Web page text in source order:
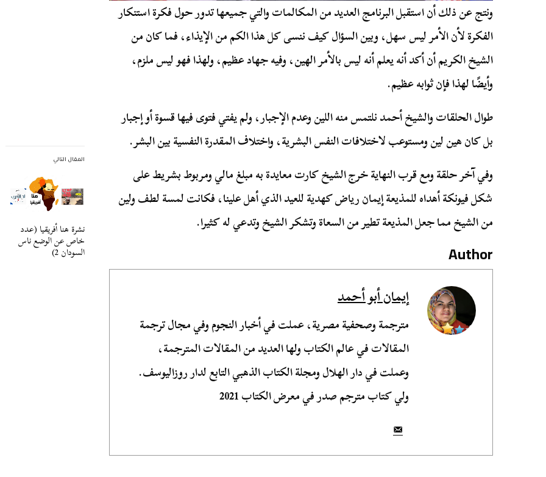
المقال التالي
نشرة هنا أفريقيا (عدد
خاص عن الوضع ناس
السودان 2)
ونتج عن ذلك أن استقبل البرنامج العديد من المكالمات والتي جميعها تدور حول فكرة استنكار
الفكرة لأن الأمر ليس سهل، وبين السؤال كيف ننسى كل هذا الكم من الإيذاء، فما كان من
الشيخ الكريم أن أكد أنه يعلم أنه ليس بالأمر الهين، وفيه جهاد عظيم، ولهذا فهو ليس ملزم،
وأيضًا لهذا فإن ثوابه عظيم.
طوال الحلقات والشيخ أحمد نلتمس منه اللين وعدم الإجبار، ولم يفتي فتوى فيها قسوة أو إجبار
بل كان هين لين ومستوعب لاختلافات النفس البشرية، واختلاف المقدرة النفسية بين البشر.
وفي آخر حلقة ومع قرب النهاية خرج الشيخ كارت معايدة به مبلغ مالي ومربوط بشريط على
شكل فيونكة أهداه للمذيعة إيمان رياض كهدية للعيد الذي أهل علينا، فكانت لمسة لطف ولين
من الشيخ مما جعل المذيعة تطير من السعاة وتشكر الشيخ وتدعي له كثيرا.
Author
إيمان أبو أحمد
مترجمة وصحفية مصرية، عملت في أخبار النجوم وفي مجال ترجمة
المقالات في عالم الكتاب ولها العديد من المقالات المترجمة،
وعملت في دار الهلال ومجلة الكتاب الذهبي التابع لدار روزاليوسف.
ولي كتاب مترجم صدر في معرض الكتاب 2021